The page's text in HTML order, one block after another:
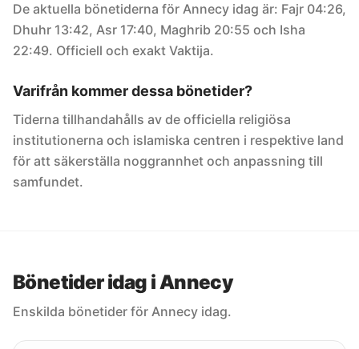
De aktuella bönetiderna för Annecy idag är: Fajr 04:26,
Dhuhr 13:42, Asr 17:40, Maghrib 20:55 och Isha
22:49. Officiell och exakt Vaktija.
Varifrån kommer dessa bönetider?
Tiderna tillhandahålls av de officiella religiösa
institutionerna och islamiska centren i respektive land
för att säkerställa noggrannhet och anpassning till
samfundet.
Bönetider idag i Annecy
Enskilda bönetider för Annecy idag.